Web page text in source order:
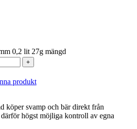
0,2 lit 27g mängd
produkt
köper svamp och bär direkt från
högst möjliga kontroll av egna